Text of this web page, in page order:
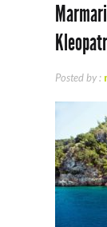
Posted by :